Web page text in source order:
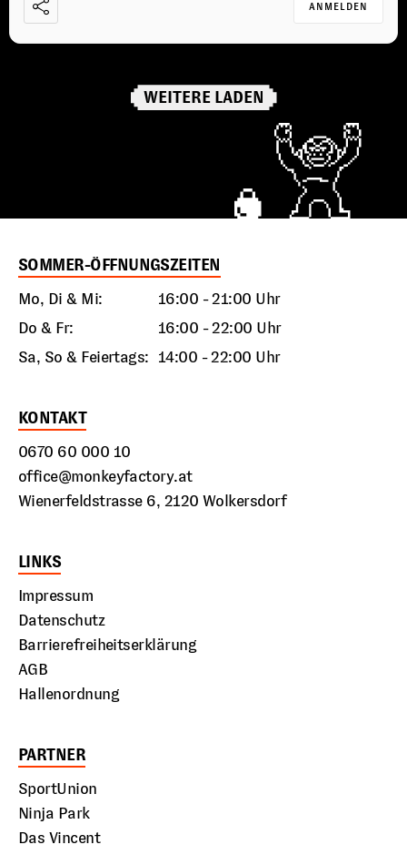
ANMELDEN
WEITERE LADEN
SOMMER-ÖFFNUNGSZEITEN
Mo, Di & Mi:
16:00 - 21:00 Uhr
Do & Fr:
16:00 - 22:00 Uhr
Sa, So & Feiertags: 14:00 - 22:00 Uhr
KONTAKT
0670 60 000 10
office@monkeyfactory.at
Wienerfeldstrasse 6, 2120 Wolkersdorf
LINKS
Impressum
Datenschutz
Barrierefreiheitserklärung
AGB
Hallenordnung
PARTNER
SportUnion
Ninja Park
Das Vincent